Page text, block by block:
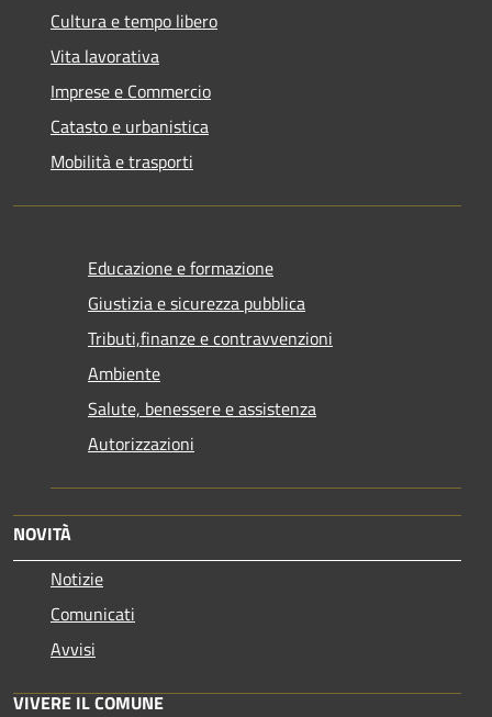
Cultura e tempo libero
Vita lavorativa
Imprese e Commercio
Catasto e urbanistica
Mobilità e trasporti
Educazione e formazione
Giustizia e sicurezza pubblica
Tributi,finanze e contravvenzioni
Ambiente
Salute, benessere e assistenza
Autorizzazioni
NOVITÀ
Notizie
Comunicati
Avvisi
VIVERE IL COMUNE